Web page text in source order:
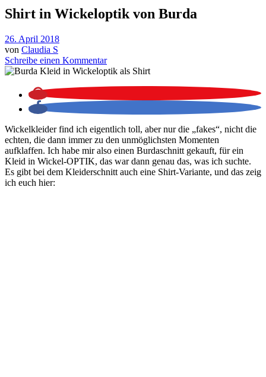
Shirt in Wickeloptik von Burda
26. April 2018
von Claudia S
Schreibe einen Kommentar
Wickelkleider find ich eigentlich toll, aber nur die „fakes“, nicht die
echten, die dann immer zu den unmöglichsten Momenten
aufklaffen. Ich habe mir also einen Burdaschnitt gekauft, für ein
Kleid in Wickel-OPTIK, das war dann genau das, was ich suchte.
Es gibt bei dem Kleiderschnitt auch eine Shirt-Variante, und das zeig
ich euch hier: